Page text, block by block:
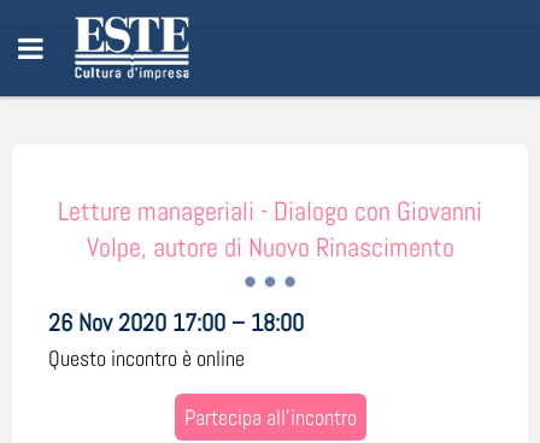
Letture manageriali - Dialogo con Giovanni
Volpe, autore di Nuovo Rinascimento
26 Nov 2020 17:00 – 18:00
Questo incontro è online
Partecipa all'incontro